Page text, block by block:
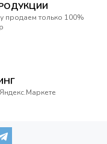
продаем только 100%